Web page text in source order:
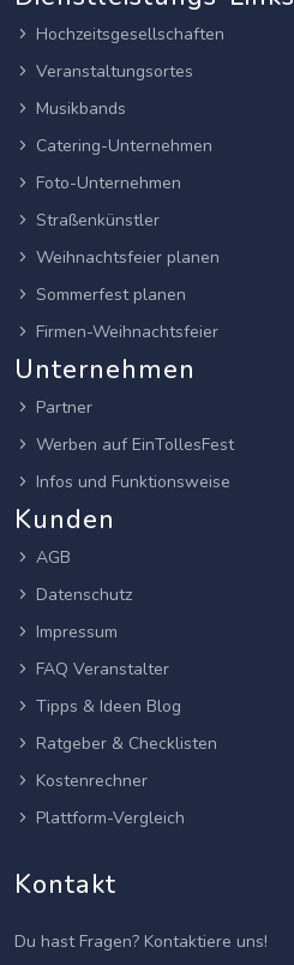
Hochzeitsgesellschaften
Veranstaltungsortes
Musikbands
Catering-Unternehmen
Foto-Unternehmen
Straßenkünstler
Weihnachtsfeier planen
Sommerfest planen
Firmen-Weihnachtsfeier
Unternehmen
Partner
Werben auf EinTollesFest
Infos und Funktionsweise
Kunden
AGB
Datenschutz
Impressum
FAQ Veranstalter
Tipps & Ideen Blog
Ratgeber & Checklisten
Kostenrechner
Plattform-Vergleich
Kontakt
Du hast Fragen? Kontaktiere uns!